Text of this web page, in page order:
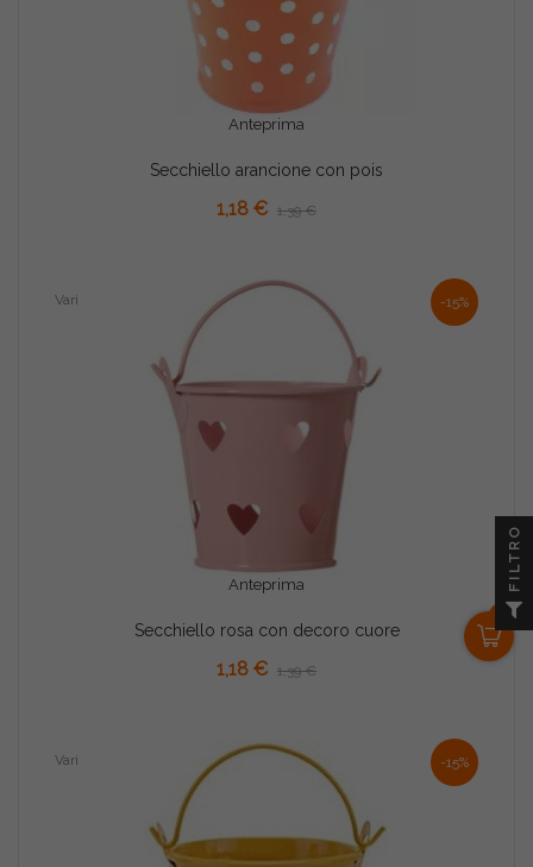
Anteprima
Secchiello arancione con pois
1,18 € 1,39 €
-15%
Anteprima
Vari
Secchiello rosa con decoro cuore
1,18 € 1,39 €
-15%
Vari
FILTRO